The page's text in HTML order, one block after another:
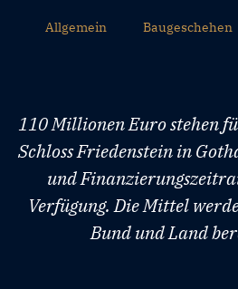
Allgemein Baugeschehen
110 Millionen Euro stehen
Schloss Friedenstein in
und
Verfügung. Die Mittel
Bund und Land